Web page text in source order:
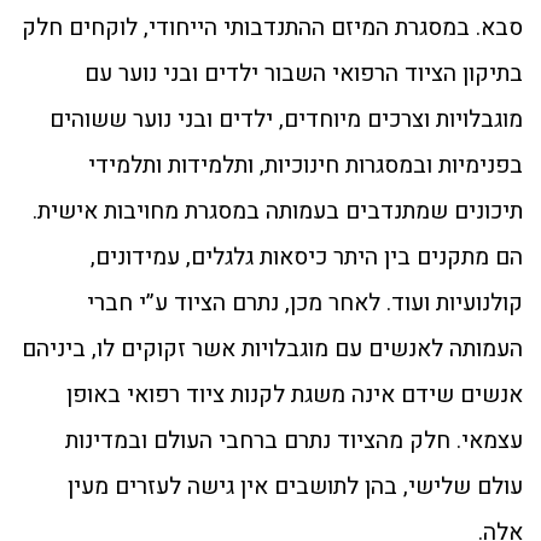
סבא. במסגרת המיזם ההתנדבותי הייחודי, לוקחים חלק
בתיקון הציוד הרפואי השבור ילדים ובני נוער עם
מוגבלויות וצרכים מיוחדים, ילדים ובני נוער ששוהים
בפנימיות ובמסגרות חינוכיות, ותלמידות ותלמידי
תיכונים שמתנדבים בעמותה במסגרת מחויבות אישית.
הם מתקנים בין היתר כיסאות גלגלים, עמידונים,
קולנועיות ועוד. לאחר מכן, נתרם הציוד ע”י חברי
העמותה לאנשים עם מוגבלויות אשר זקוקים לו, ביניהם
אנשים שידם אינה משגת לקנות ציוד רפואי באופן
עצמאי. חלק מהציוד נתרם ברחבי העולם ובמדינות
עולם שלישי, בהן לתושבים אין גישה לעזרים מעין
אלה.